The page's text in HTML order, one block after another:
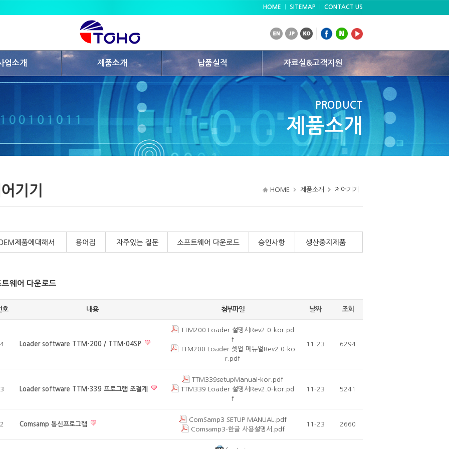
HOME SITEMAP CONTACT US
업소개 제품소개 납품실적 자료실&고객지원
온습도센서
기록계 및 기타제품
납품사례
납품실적
자료실
온라인 견적의뢰
PRODUCT
제품소개
기기 HOME 제품소개 제어기기
트웨어 다운로드
호 내용 첨부파일 날짜 조회
4 Loader software TTM-200 / TTM-04SP
TTM200 Loader 설명서Rev2.0-kor.pd
f
TTM200 Loader 셋업 메뉴얼Rev2.0-ko
r.pdf
11-23 6294
3 Loader software TTM-339 프로그램 조절계
TTM339setupManual-kor.pdf
TTM339 Loader 설명서Rev2.0-kor.pd
f
11-23 5241
2 Comsamp 통신프로그램
ComSamp3 SETUP MANUAL.pdf
Comsamp3-한글 사용설명서.pdf
11-23 2660